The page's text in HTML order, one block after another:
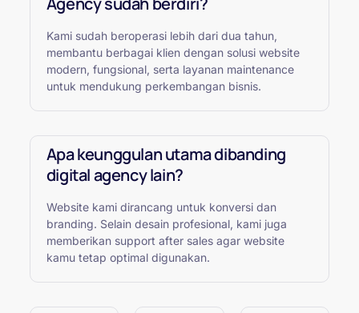
Kami sudah beroperasi lebih dari dua tahun,
membantu berbagai klien dengan solusi website
modern, fungsional, serta layanan maintenance
untuk mendukung perkembangan bisnis.
Apa keunggulan utama dibanding
digital agency lain?
Website kami dirancang untuk konversi dan
branding. Selain desain profesional, kami juga
memberikan support after sales agar website
kamu tetap optimal digunakan.